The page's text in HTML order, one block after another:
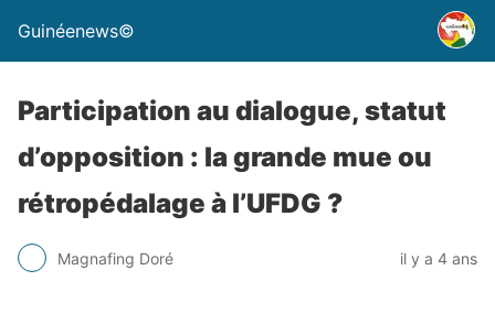
Guinéenews©
Participation au dialogue, statut
d’opposition : la grande mue ou
rétropédalage à l’UFDG ?
Magnafing Doré il y a 4 ans